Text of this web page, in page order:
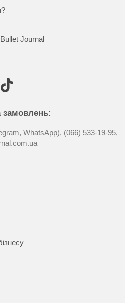
Journal
замовлень:
WhatsApp), (066) 533-19-95,